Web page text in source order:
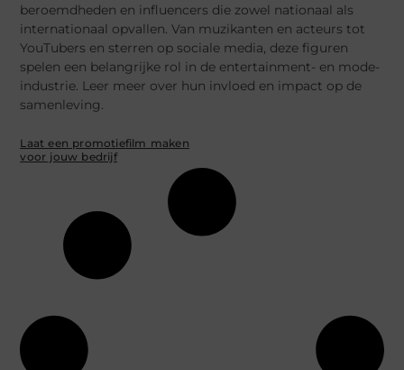
beroemdheden en influencers die zowel nationaal als
internationaal opvallen. Van muzikanten en acteurs tot
YouTubers en sterren op sociale media, deze figuren
spelen een belangrijke rol in de entertainment- en mode-
industrie. Leer meer over hun invloed en impact op de
samenleving.
Laat een promotiefilm maken
voor jouw bedrijf